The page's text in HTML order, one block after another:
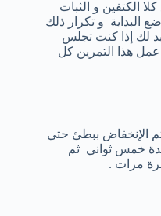
الكتفين و الثبات
إلي وضع البداية و تكرار ذلك
لك إذا كنت تجلس
عمل هذا التمرين كل
الإنخفاض ببطئ حتي
خمس ثواني ثم
مرات .